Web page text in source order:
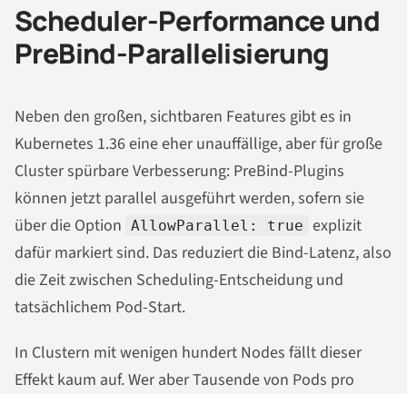
Scheduler-Performance und
PreBind-Parallelisierung
Neben den großen, sichtbaren Features gibt es in
Kubernetes 1.36 eine eher unauffällige, aber für große
Cluster spürbare Verbesserung: PreBind-Plugins
können jetzt parallel ausgeführt werden, sofern sie
über die Option AllowParallel: true explizit
dafür markiert sind. Das reduziert die Bind-Latenz, also
die Zeit zwischen Scheduling-Entscheidung und
tatsächlichem Pod-Start.
In Clustern mit wenigen hundert Nodes fällt dieser
Effekt kaum auf. Wer aber Tausende von Pods pro